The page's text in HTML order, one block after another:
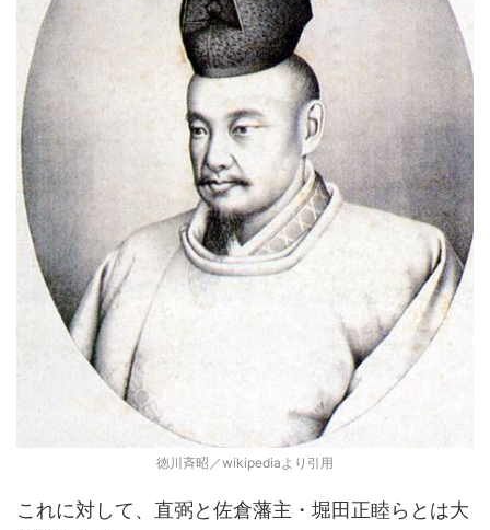
徳川斉昭／wikipediaより引用
これに対して、直弼と佐倉藩主・堀田正睦らとは大